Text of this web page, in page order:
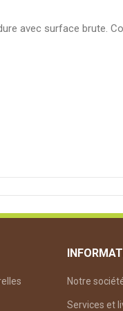
avec surface brute.
Notre
Services et